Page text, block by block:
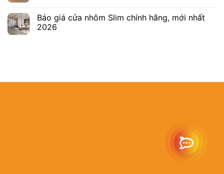
Báo giá cửa nhôm Slim chính hãng, mới nhất
2026
MST:
Hotline: